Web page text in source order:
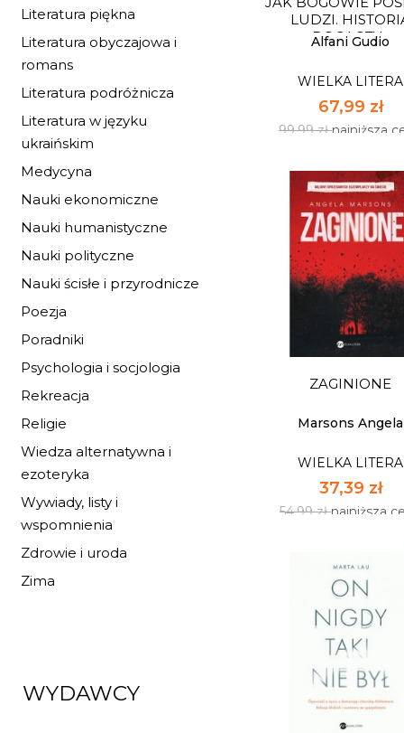
Literatura piękna
Literatura obyczajowa i
romans
Literatura podróżnicza
Literatura w języku
ukraińskim
Medycyna
Nauki ekonomiczne
Nauki humanistyczne
Nauki polityczne
Nauki ścisłe i przyrodnicze
Poezja
Poradniki
Psychologia i socjologia
Rekreacja
Religie
Wiedza alternatywna i
ezoteryka
Wywiady, listy i
wspomnienia
Zdrowie i uroda
Zima
WYDAWCY
Dostępnych: 43
Ilość:
DO KOSZYKA
LUDZI.
BOGACZY...
Alfani Gudio
WIELKA LITERA
67,99 zł
99,99 złnajniższa
JAK BOGOWIE
LUDZI.
BOGACZY...
WIELKA LITERA
67,99 zł
99,99 złnajniższa
Dostępnych: 23
Ilość:
DO KOSZYKA
ZAGINIONE
Marsons Angela
WIELKA LITERA
37,39 zł
54,99 złnajniższa
ZAGINIONE
WIELKA LITERA
37,39 zł